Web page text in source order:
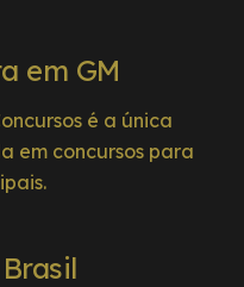
em GM
é a única
em concursos para